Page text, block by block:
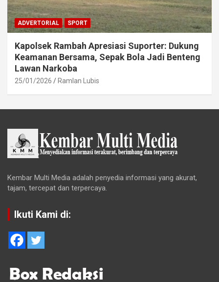
ADVERTORIAL SPORT
Kapolsek Rambah Apresiasi Suporter: Dukung
Keamanan Bersama, Sepak Bola Jadi Benteng
Lawan Narkoba
25/01/2026 Ramlan Lubis
Kembar Multi Media adalah penyedia informasi yang akurat,
tajam, tercepat dan terpercaya.
Ikuti Kami di: